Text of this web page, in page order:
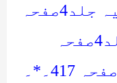
*۔۔۔فتاوی تاتارخانیہ جلد4صفحہ
367فتاوی شامی جلد4صفحہ